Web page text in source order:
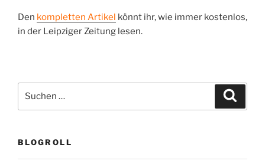
Den kompletten Artikel könnt ihr, wie immer kostenlos,
in der Leipziger Zeitung lesen.
nach:
BLOGROLL